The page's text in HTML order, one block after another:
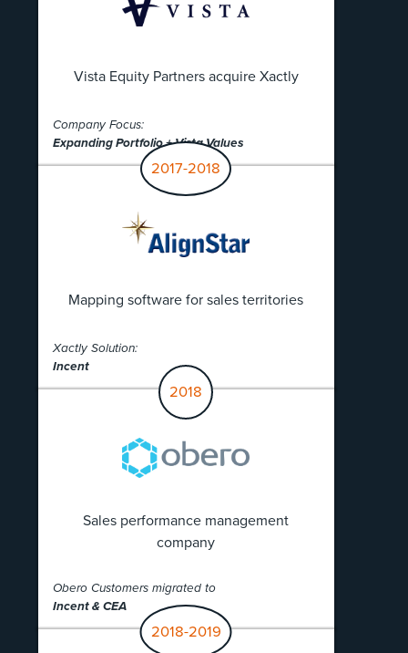
Vista Equity Partners acquire Xactly
Company Focus:
Expanding Portfolio + Vista Values
2017-2018
Mapping software for sales territories
Xactly Solution:
Incent
2018
Sales performance management
company
Obero Customers migrated to
Incent & CEA
2018-2019